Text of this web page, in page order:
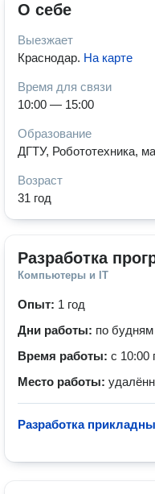
О себе
Выезжает
Краснодар. На карте
Время для связи
10:00 — 15:00
Образование
ДГТУ, Робототехника,
Возраст
31 год
Разработка
Компьютеры и IT
Опыт: 1 год
Дни работы: по будням
Время работы: с 10:00
Место работы:
Разработка